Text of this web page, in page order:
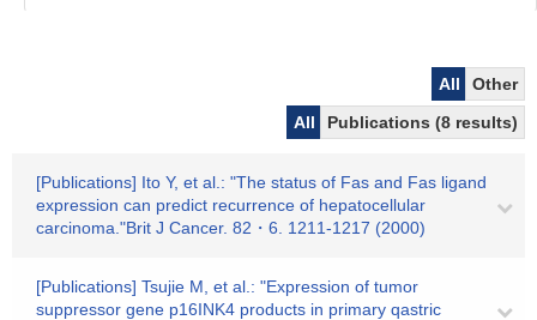
All
Other
All
Publications (8 results)
[Publications] Ito Y, et al.: "The status of Fas and Fas ligand
expression can predict recurrence of hepatocellular
carcinoma."Brit J Cancer. 82・6. 1211-1217 (2000)
[Publications] Tsujie M, et al.: "Expression of tumor
suppressor gene p16INK4 products in primary qastric